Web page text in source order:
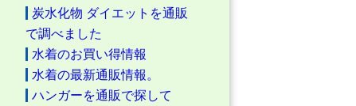
炭水化物 ダイエットを通販
で調べました
水着のお買い得情報
水着の最新通販情報。
ハンガーを通販で探して